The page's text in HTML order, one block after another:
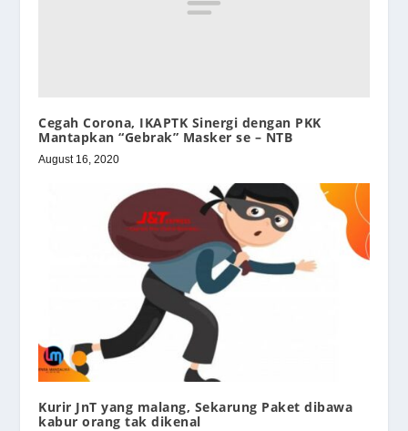
Cegah Corona, IKAPTK Sinergi dengan PKK
Mantapkan “Gebrak” Masker se – NTB
August 16, 2020
Kurir JnT yang malang, Sekarung Paket dibawa
kabur orang tak dikenal